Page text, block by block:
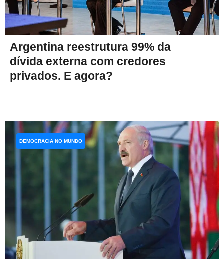
Argentina reestrutura 99% da
dívida externa com credores
privados. E agora?
DEMOCRACIA NO MUNDO